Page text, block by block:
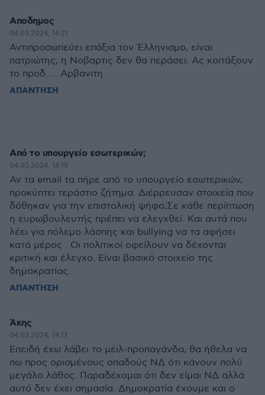
Αποδημος
04.03.2024, 14:21
Αντιπροσωπεύει επάξια τον Έλληνισμο, είναι
πατριώτης, η Νοβαρτις δεν θα περάσει. Ας κοιτάξουν
το προδ..... Αρβανιτη
ΑΠΑΝΤΗΣΗ
Από το υπουργείο εσωτερικών;
04.03.2024, 14:19
Αν τα email τα πήρε από το υπουργείο εσωτερικών,
προκύπτει τεράστιο ζήτημα. Διέρρευσαν στοιχεία που
δόθηκαν για την επιστολική ψήφο;Σε κάθε περίπτωση
η ευρωβουλευτής πρέπει να ελεγχθεί. Και αυτά που
λέει για πόλεμο λάσπης και bullying να τα αφήσει
κατά μέρος . Οι πολιτικοί οφείλουν να δέχονται
κριτική και έλεγχο. Είναι βασικό στοιχείο της
δημοκρατίας.
ΑΠΑΝΤΗΣΗ
Άκης
04.03.2024, 14:17
Επειδή έχω λάβει το μέιλ-προπαγάνδα, θα ήθελα να
πω προς ορισμένους οπαδούς ΝΔ ότι κάνουν πολύ
μεγάλο λάθος. Παραδέχομαι ότι δεν είμαι ΝΔ αλλά
αυτό δεν έχει σημασία. Δημοκρατία έχουμε και ο